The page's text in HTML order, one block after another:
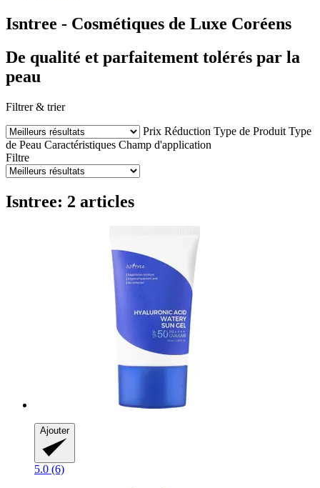
Isntree - Cosmétiques de Luxe Coréens
De qualité et parfaitement tolérés par la
peau
Filtrer & trier
Prix Réduction Type de Produit Type
de Peau Caractéristiques Champ d'application
Filtre
Isntree: 2 articles
Ajouter
5.0 (6)